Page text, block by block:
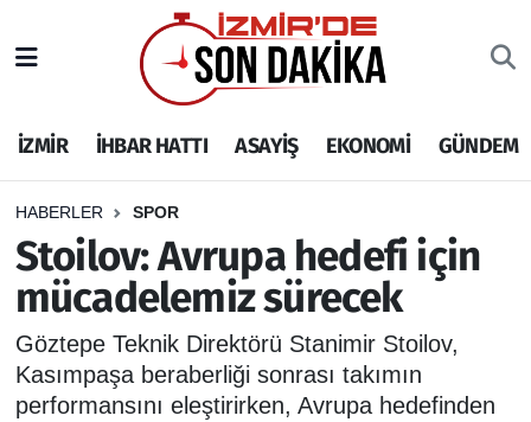
İZMİR İHBAR HATTI ASAYİŞ EKONOMİ GÜNDEM
HABERLER SPOR
Stoilov: Avrupa hedefi için
mücadelemiz sürecek
Göztepe Teknik Direktörü Stanimir Stoilov,
Kasımpaşa beraberliği sonrası takımın
performansını eleştirirken, Avrupa hedefinden
İHBAR HATTI
DEPREM
GENEL
EKONOMİ
SİYASET
İzmir Nöbetçi Eczaneler
İzmir Hava Durumu
İzmir Namaz Vakitleri
İzmir Trafik Yoğunluk Haritası
Puan Durumu ve Fikstür
Tüm Manşetler